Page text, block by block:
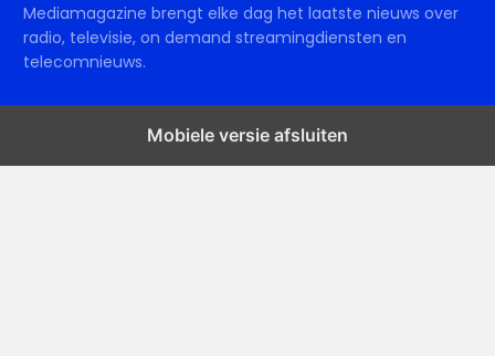
Mediamagazine brengt elke dag het laatste nieuws over
radio, televisie, on demand streamingdiensten en
telecomnieuws.
Mobiele versie afsluiten